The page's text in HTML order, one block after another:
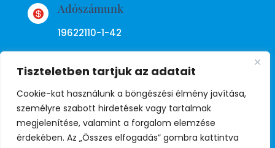
Tiszteletben tartjuk az adatait
Cookie-kat használunk a böngészési élmény javítása,
személyre szabott hirdetések vagy tartalmak
megjelenítése, valamint a forgalom elemzése
érdekében. Az „Összes elfogadás” gombra kattintva
 Adószámunk
19622110-1-42
Adatkezelési tájékoztató